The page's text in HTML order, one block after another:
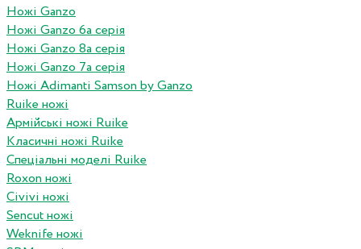
Ножі Ganzo
Ножі Ganzo 6а серія
Ножі Ganzo 8а серія
Ножі Ganzo 7а серія
Ножі Adimanti Samson by Ganzo
Ruike ножі
Армійські ножі Ruike
Класичні ножі Ruike
Спеціальні моделі Ruike
Roxon ножi
Civivi ножі
Sencut ножі
Weknife ножі